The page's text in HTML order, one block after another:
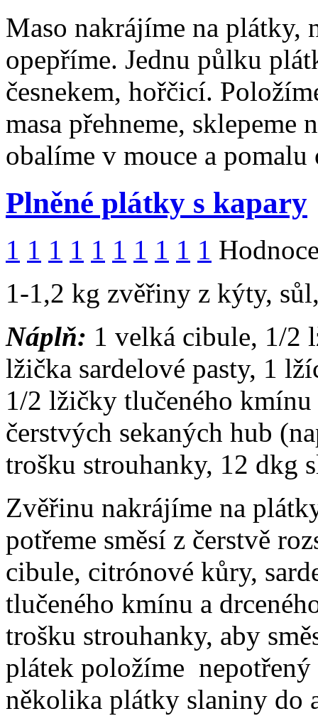
Maso nakrájíme na plátky,
opepříme. Jednu půlku
česnekem, hořčicí.
masa přehneme,
obalíme v mouce a
Plněné plátky s kapary
1 1 1 1 1 1 1 1 1 1
1-1,2 kg zvěřiny z kýty,
Náplň: 1 velká cibule, 1/2
lžička sardelové pasty, 1
1/2 lžičky tlučeného
čerstvých sekaných hub
trošku strouhanky, 12 dkg
Zvěřinu nakrájíme na
potřeme směsí z čerstvě
cibule, citrónové kůry,
tlučeného kmínu a
trošku strouhanky, aby
plátek položíme nepotřený
několika plátky slaniny do